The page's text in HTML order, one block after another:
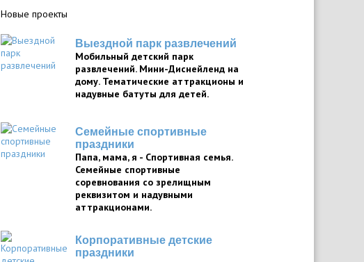
Новые проекты
Выездной парк развлечений
Мобильный детский парк
развлечений. Мини-Диснейленд на
дому. Тематические аттракционы и
надувные батуты для детей.
Семейные спортивные
праздники
Папа, мама, я - Спортивная семья.
Семейные спортивные
соревнования со зрелищным
реквизитом и надувными
аттракционами.
Корпоративные детские
праздники